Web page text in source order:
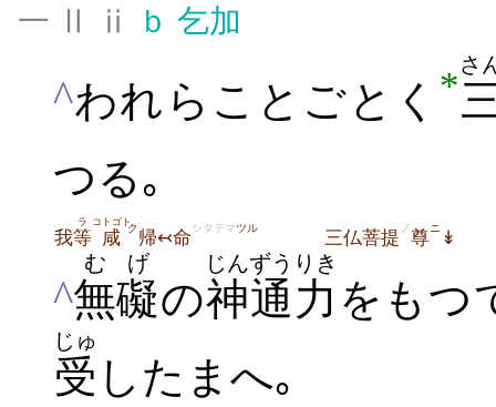
一 Ⅱ ⅱ ｂ 乞加
^われらことごとく *
さ
つる｡
我等
ラ
咸
コトゴトク帰↢命シタテマツル 三仏菩提 ノ尊ニ ↡
^無礙
むげ
の神通
じんずう
力
りき
をもつ
受
じゅ
したまへ｡